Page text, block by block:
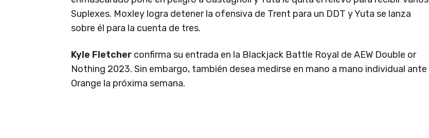
Suplexes. Moxley logra detener la ofensiva de Trent para un DDT y Yuta se lanza
sobre él para la cuenta de tres.
Kyle Fletcher confirma su entrada en la Blackjack Battle Royal de AEW Double or
Nothing 2023. Sin embargo, también desea medirse en mano a mano individual ante
Orange la próxima semana.